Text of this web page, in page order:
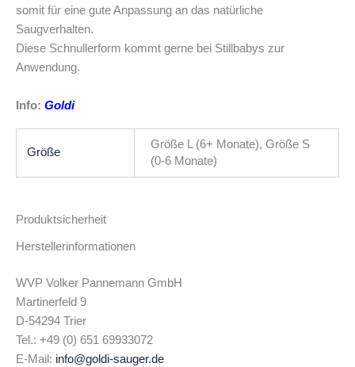
somit für eine gute Anpassung an das natürliche
Saugverhalten.
Diese Schnullerform kommt gerne bei Stillbabys zur
Anwendung.
Info: Goldi
Größe
Größe L (6+ Monate), Größe S
(0-6 Monate)
Produktsicherheit
Herstellerinformationen
WVP Volker Pannemann GmbH
Martinerfeld 9
D-54294 Trier
Tel.: +49 (0) 651 69933072
E-Mail: info@goldi-sauger.de